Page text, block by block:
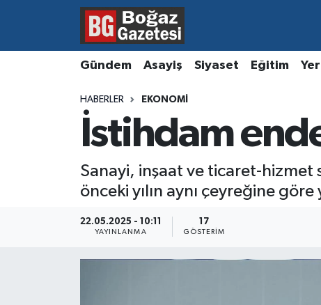
Gündem Asayiş Siyaset Eğitim
HABERLER EKONOMI
İstihdam
Sanayi, inşaat ve ticaret-hizmet
önceki yılın aynı çeyreğine
22.05.2025 - 10:11
YAYINLANMA
17
GÖSTERIM
Asayiş
Kültür ve Sanat
Hava Durumu
Süper Lig Puan Durumu ve Fikstür
Son Dakika Haberleri
Haber Arşivi